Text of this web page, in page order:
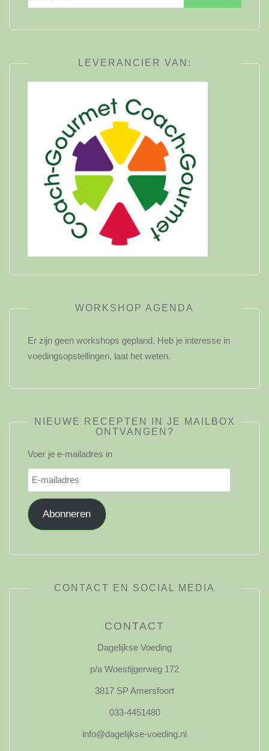
naar:
LEVERANCIER VAN:
WORKSHOP AGENDA
Er zijn geen workshops gepland. Heb je interesse in
voedingsopstellingen, laat het weten.
NIEUWE RECEPTEN IN JE MAILBOX
ONTVANGEN?
Voer je e-mailadres in
E-
mailadres
Abonneren
CONTACT EN SOCIAL MEDIA
CONTACT
Dagelijkse Voeding
p/a Woestijgerweg 172
3817 SP Amersfoort
033-4451480
info@dagelijkse-voeding.nl